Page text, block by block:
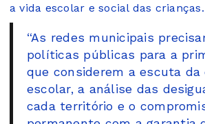
a vida escolar e social das crianças.
“As redes municipais
políticas públicas para a
que considerem a escuta da
escolar, a análise das
cada território e o